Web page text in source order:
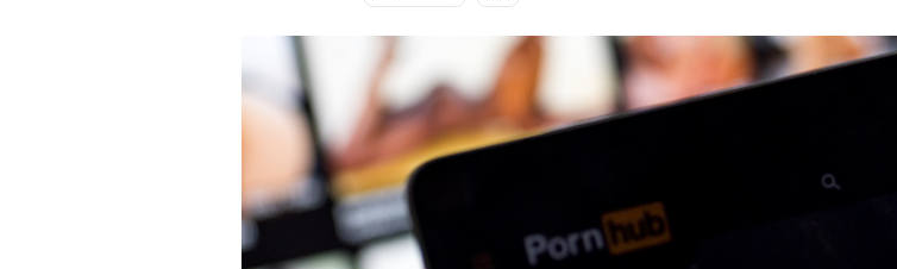
Altrecose
Mondiali calcio 2026